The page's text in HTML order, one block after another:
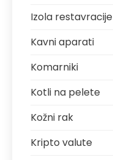
Izola restavracije
Kavni aparati
Komarniki
Kotli na pelete
Kožni rak
Kripto valute